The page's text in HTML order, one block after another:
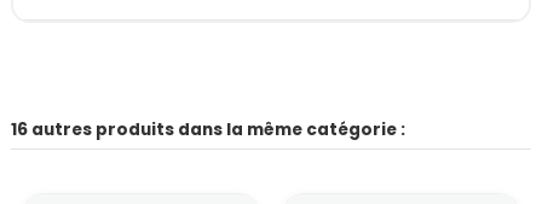
16 autres produits dans la même catégorie :